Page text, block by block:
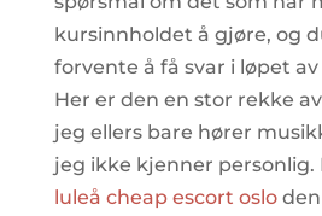
kursinnholdet å gjøre, og
forvente å få svar i løpet
Her er den en stor rekke
jeg ellers bare hører
jeg ikke kjenner personlig.
luleå cheap escort osloden